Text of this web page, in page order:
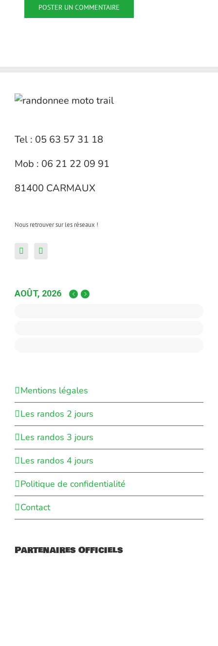
Tel : 05 63 57 31 18
Mob : 06 21 22 09 91
81400 CARMAUX
Nous retrouver sur les réseaux !
AOÛT, 2026
Mentions légales
Les randos 2 jours
Les randos 3 jours
Les randos 4 jours
Politique de confidentialité
Contact
Partenaires Officiels